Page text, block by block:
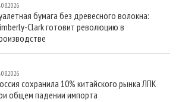
бумага без древесного волокна:
Clark готовит революцию в
сохранила 10% китайского рынка ЛПК
общем падении импорта